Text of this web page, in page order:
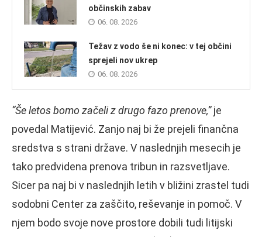
občinskih zabav
06. 08. 2026
Težav z vodo še ni konec: v tej občini
sprejeli nov ukrep
06. 08. 2026
“Še letos bomo začeli z drugo fazo prenove,”je
povedal Matijević. Zanjo naj bi že prejeli finančna
sredstva s strani države. V naslednjih mesecih je
tako predvidena prenova tribun in razsvetljave.
Sicer pa naj bi v naslednjih letih v bližini zrastel tudi
sodobni Center za zaščito, reševanje in pomoč. V
njem bodo svoje nove prostore dobili tudi litijski